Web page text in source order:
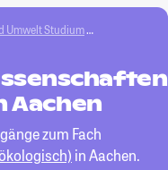
Umwelt Studium
Aachen
zum Fach
in Aachen.